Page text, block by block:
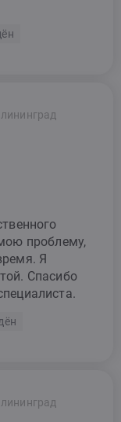
проблему,
Я
Спасибо